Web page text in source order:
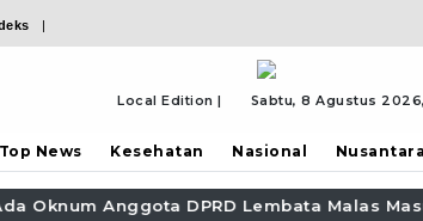
|
Local Edition | Sabtu, 8 Agustus
Top News Kesehatan Nasional Nusantara
Oknum Anggota DPRD Lembata Malas